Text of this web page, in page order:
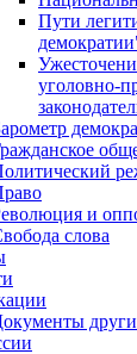
Пути
уголовно-
и
слова